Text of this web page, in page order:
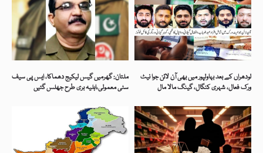
ملتان: گھرمیں گیس لیکیج دھماکا، ایس پی سیف
سٹی معمولی،اہلیہ بری طرح جھلس گئیں
لودھراں کے بعد بہاولپور میں بھی آن لائن جوا نیٹ
ورک فعال، شہری کنگال، گینگ مالا مال